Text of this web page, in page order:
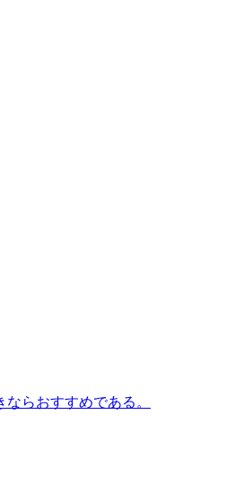
らおすすめである。